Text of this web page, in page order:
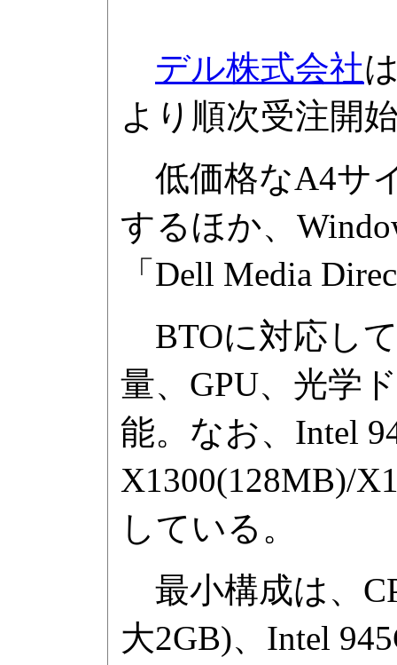
デル株式会社
より順次受注開
低価格なA4サ
するほか、
「Dell Media
BTOに対応し
量、GPU、光学
能。なお、Intel
X1300(128MB)/
している。
最小構成は、
大2GB)、Intel